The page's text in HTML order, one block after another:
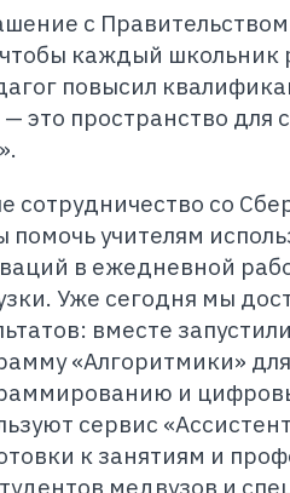
с
каждый школьник
повысил
— это пространство для
сотрудничество со
помочь учителям
в ежедневной
Уже сегодня мы
вместе
«Алгоритмики»
и
сервис
к занятиям и